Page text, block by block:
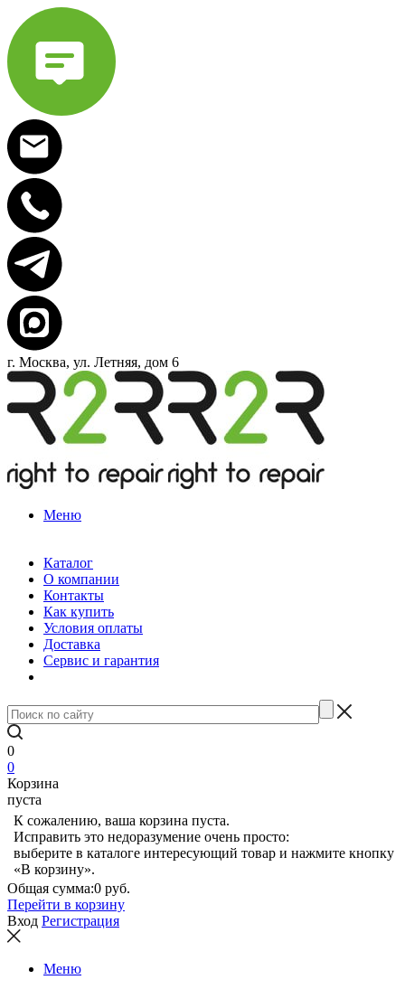
г. Москва, ул. Летняя, дом 6
Меню
Каталог
О компании
Контакты
Как купить
Условия оплаты
Доставка
Сервис и гарантия
0
0
Корзина
пуста
К сожалению, ваша корзина пуста.
Исправить это недоразумение очень просто:
выберите в каталоге интересующий товар и нажмите кнопку
«В корзину».
Общая сумма:0 руб.
Перейти в корзину
Вход Регистрация
Меню